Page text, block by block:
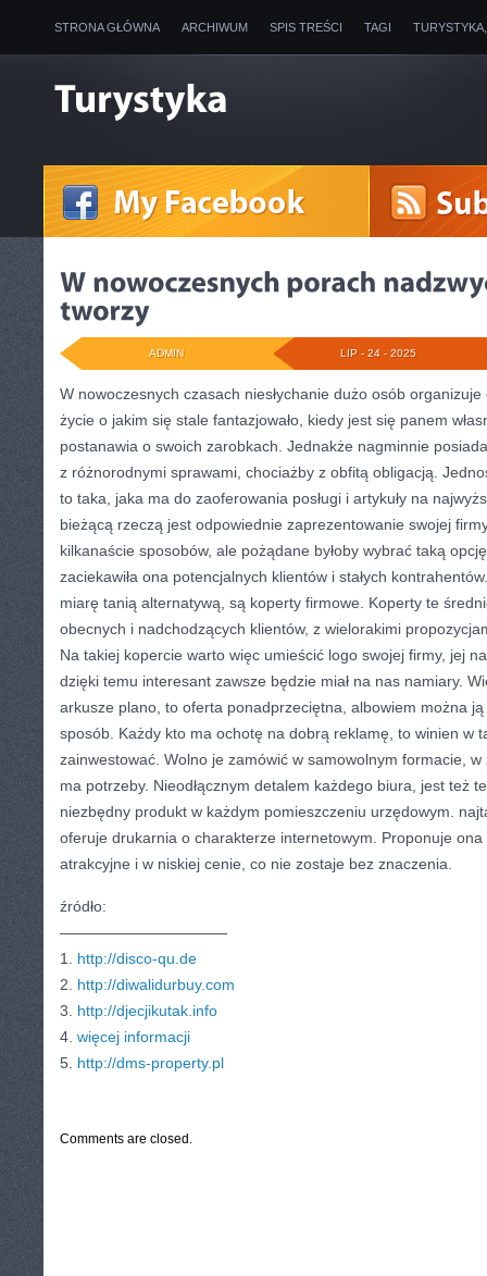
STRONA GŁÓWNA ARCHIWUM SPIS TREŚCI TAGI
LIP - 24 - 2025
ADMIN
W nowoczesnych czasach niesłychanie dużo osób
życie o jakim się stale fantazjowało, kiedy jest się panem
postanawia o swoich zarobkach. Jednakże nagminnie
z różnorodnymi sprawami, chociażby z obfitą obligacją.
to taka, jaka ma do zaoferowania posługi i artykuły na
bieżącą rzeczą jest odpowiednie zaprezentowanie swojej
kilkanaście sposobów, ale pożądane byłoby wybrać taką
zaciekawiła ona potencjalnych klientów i stałych
miarę tanią alternatywą, są koperty firmowe. Koperty te
obecnych i nadchodzących klientów, z wielorakimi
Na takiej kopercie warto więc umieścić logo swojej firmy, jej
dzięki temu interesant zawsze będzie miał na nas namiary.
arkusze plano, to oferta ponadprzeciętna, albowiem można
sposób. Każdy kto ma ochotę na dobrą reklamę, to winien w
zainwestować. Wolno je zamówić w samowolnym formacie,
ma potrzeby. Nieodłącznym detalem każdego biura, jest też
niezbędny produkt w każdym pomieszczeniu urzędowym.
oferuje drukarnia o charakterze internetowym. Proponuje
atrakcyjne i w niskiej cenie, co nie zostaje bez znaczenia.
źródło:
———————————
1. http://disco-qu.de
2. http://diwalidurbuy.com
3. http://djecjikutak.info
4. więcej informacji
5. http://dms-property.pl
Comments are closed.